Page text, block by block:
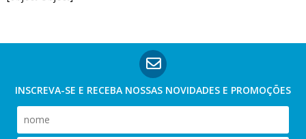
INSCREVA-SE E RECEBA NOSSAS NOVIDADES E PROMOÇÕES